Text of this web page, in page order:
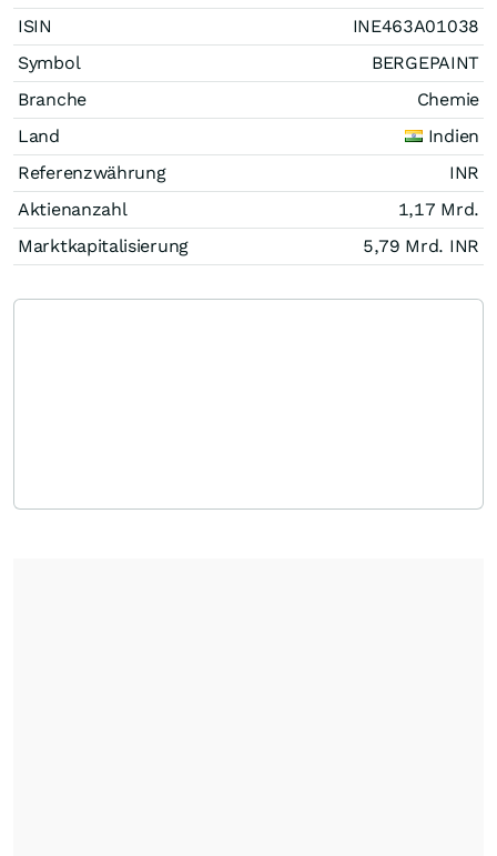
ISIN
INE463A01038
Symbol
BERGEPAINT
Branche
Chemie
Land
Indien
Referenzwährung
INR
Aktienanzahl
1,17 Mrd.
Marktkapitalisierung
5,79 Mrd. INR